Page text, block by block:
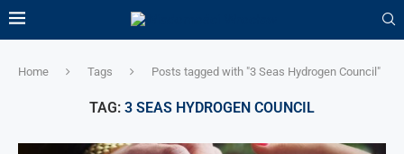
Home Tags Posts tagged with "3 Seas Hydrogen Council"
TAG: 3 SEAS HYDROGEN COUNCIL